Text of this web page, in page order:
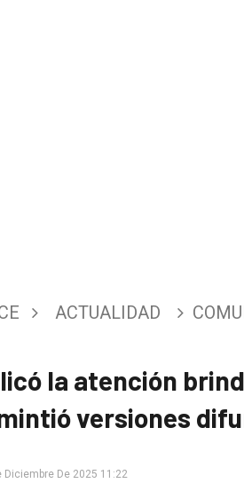
ACTUALIDAD
la atención
versiones
Diciembre De 2025 11:22